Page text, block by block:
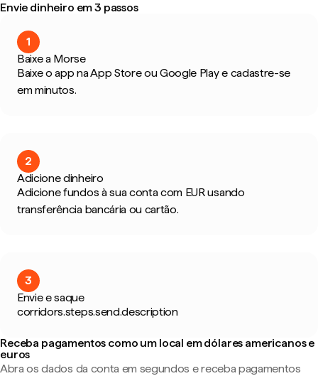
Envie dinheiro em 3 passos
1
Baixe a Morse
Baixe o app na App Store ou Google Play e cadastre-se
em minutos.
2
Adicione dinheiro
Adicione fundos à sua conta com EUR usando
transferência bancária ou cartão.
3
Envie e saque
corridors.steps.send.description
Receba pagamentos como um local em dólares americanos e
euros
Abra os dados da conta em segundos e receba pagamentos